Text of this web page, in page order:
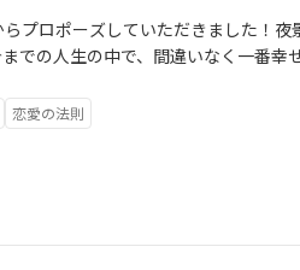
プロポーズしていただきました！
での人生の中で、間違いなく一番幸
恋愛の法則